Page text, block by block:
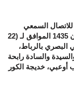
السمعي
رمضان 1435 الموافق لـ (22
البصري بالرباط،
والسادة رابحة
خديجة الكور